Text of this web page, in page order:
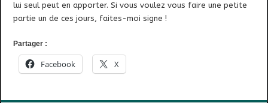
lui seul peut en apporter. Si vous voulez vous faire une petite
partie un de ces jours, faites-moi signe !
Partager :
Facebook X